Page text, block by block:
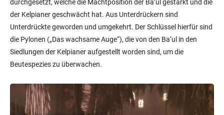
durchgesetzt, welche die Machtposition der Ba’ul gestärkt und die
der Kelpianer geschwächt hat. Aus Unterdrückern sind
Unterdrückte geworden und umgekehrt. Der Schlüssel hierfür sind
die Pylonen („Das wachsame Auge“), die von den Ba’ul in den
Siedlungen der Kelpianer aufgestellt worden sind, um die
Beutespezies zu überwachen.